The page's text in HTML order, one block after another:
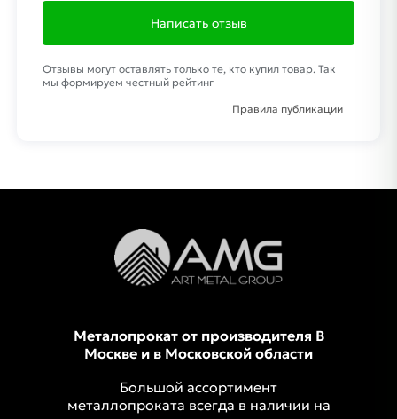
Написать отзыв
Отзывы могут оставлять только те, кто купил товар. Так
мы формируем честный рейтинг
Правила публикации
Металопрокат от производителя В
Москве и в Московской области
Большой ассортимент
металлопроката всегда в наличии на